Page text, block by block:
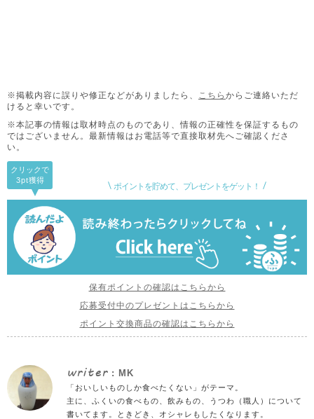
※掲載内容に誤りや修正などがありましたら、 こちら からご連絡いただ
けると幸いです。
※本記事の情報は取材時点のものであり、情報の正確性を保証するもの
ではございません。 最新情報はお電話等で直接取材先へご確認くださ
い。
ポイントを貯めて、プレゼントをゲット！
クリックで
3pt獲得
保有ポイントの確認はこちらから
応募受付中のプレゼントはこちらから
ポイント交換商品の確認はこちらから
writer : MK
「おいしいものしか食べたくない」がテーマ。
主に、ふくいの食べもの、飲みもの、うつわ（職人）について
書いてます。ときどき、オシャレもしたくなります。